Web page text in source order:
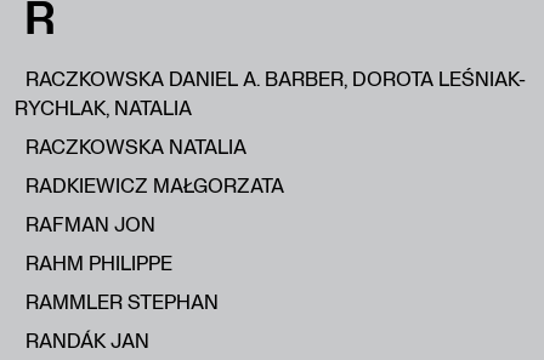
R
RACZKOWSKA DANIEL A. BARBER, DOROTA LEŚNIAK-
RYCHLAK, NATALIA
RACZKOWSKA NATALIA
RADKIEWICZ MAŁGORZATA
RAFMAN JON
RAHM PHILIPPE
RAMMLER STEPHAN
RANDÁK JAN